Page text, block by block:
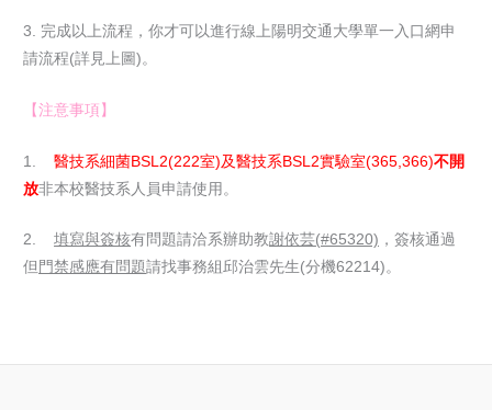
3. 完成以上流程，你才可以進行線上陽明交通大學單一入口網申
請流程(詳見上圖)。
【注意事項】
1. 醫技系細菌BSL2(222室)及醫技系BSL2實驗室(365,366)不開
放非本校醫技系人員申請使用。
2.填寫與簽核有問題請洽系辦助教謝依芸(#65320) ，簽核通過
但 門禁感應有問題請找事務組邱治雲先生(分機62214)。